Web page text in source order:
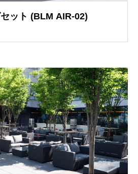
ット (BLM AIR-02)